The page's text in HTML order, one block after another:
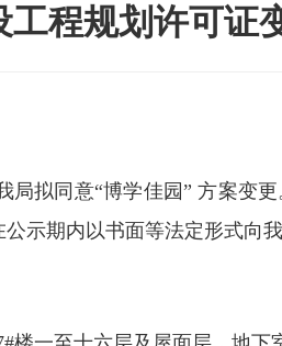
程规划许可证
同意“博学佳园” 方案变
示期内以书面等法定形式向